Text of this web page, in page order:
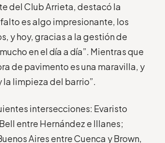
del Club Arrieta, destacó la
es algo impresionante, los
y hoy, gracias a la gestión de
en el día a día”. Mientras que
de pavimento es una maravilla, y
limpieza del barrio”.
intersecciones: Evaristo
entre Hernández e Illanes;
Aires entre Cuenca y Brown,